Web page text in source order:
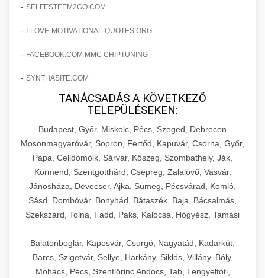
amelyek valós eredményeket hoznak.
szonyegtisztito.net
marketing stratégiai tervrajz
útjáról, bemutatva az utat a küzdő praxistól a
virágzó vállalkozásig 150%-os növekedéssel.
klinika átalakulási történet
Érdeklődés 150%-os Fokozása
Technikák és módszerek a páciensek
érdeklődésének és elkötelezettségének drámai
növeléséhez. Egy 150%-os fellendülési
esettanulmány gyakorlati betekintésekkel.
weboldal-keszites.co
elkötelezettség erősítési módszerek
🎮 19. AI Google Ads és Meta
Kampány Kezelés
Fejlett AI-alapú Google Ads és Meta hirdetési
kampánykezelés. Optimalizálja hirdetési
költségvetését gépi tanulással és
automatizálással.
aikampany.hu AI hirdetési automatizálás
🍞 20. Ipari Dagasztógép +
Professzionális ipari dagasztógépek és
tésztakeverő gépek pékségek és kereskedelmi
konyhák számára. Masszív konstrukció
megbízható teljesítményhez.
chef-iparikonyhagepek.hu
🔪 21. Ipari Szeletelőgép +
Ipari hús- és sajtszeletelő gépek professzionális
élelmiszer-előkészítéshez. Precíziós vágás
állítható vastagság beállítással.
📦 22. Vákuumozó Gép +
- SELFESTEEM2GO.COM
- I-LOVE-MOTIVATIONAL-QUOTES.ORG
- FACEBOOK.COM MMC CHIPTUNING
- SYNTHASITE.COM
TANÁCSADÁS A KÖVETKEZŐ
TELEPÜLÉSEKEN:
Budapest, Győr, Miskolc, Pécs, Szeged, Debrecen
Mosonmagyaróvár, Sopron, Fertőd, Kapuvár, Csorna, Győr,
Pápa, Celldömölk, Sárvár, Kőszeg, Szombathely, Ják,
Körmend, Szentgotthárd, Csepreg, Zalalövő, Vasvár,
Jánosháza, Devecser, Ajka, Sümeg, Pécsvárad, Komló,
Sásd, Dombóvár, Bonyhád, Bátaszék, Baja, Bácsalmás,
Szekszárd, Tolna, Fadd, Paks, Kalocsa, Hőgyész, Tamási
Balatonboglár, Kaposvár, Csurgó, Nagyatád, Kadarkút,
Barcs, Szigetvár, Sellye, Harkány, Siklós, Villány, Bóly,
Mohács, Pécs, Szentlőrinc Andocs, Tab, Lengyeltóti,